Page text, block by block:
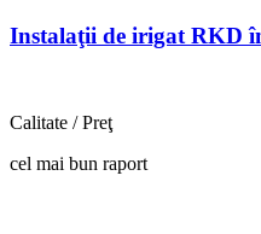
Instalaţii de irigat RKD
Calitate / Preţ
cel mai bun raport